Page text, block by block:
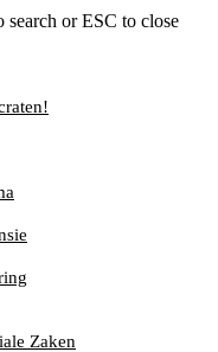
search or ESC to close
Zaken